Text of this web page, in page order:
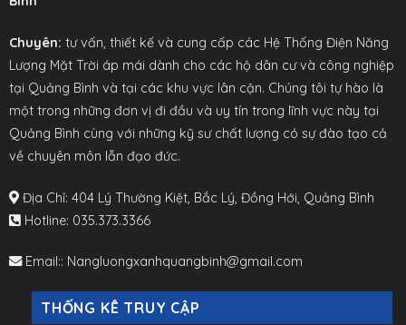
Chuyên: tư vấn, thiết kế và cung cấp các Hệ Thống Điện Năng
Lượng Mặt Trời áp mái dành cho các hộ dân cư và công nghiệp
tại Quảng Bình và tại các khu vực lân cận. Chúng tôi tự hào là
một trong những đơn vị đi đầu và uy tín trong lĩnh vực này tại
Quảng Bình cùng với những kỹ sư chất lượng có sự đào tạo cả
về chuyên môn lẫn đạo đức.
Địa Chỉ: 404 Lý Thường Kiệt, Bắc Lý, Đồng Hới, Quảng Bình
Hotline: 035.373.3366
Email:: Nangluongxanhquangbinh@gmail.com
THỐNG KÊ TRUY CẬP